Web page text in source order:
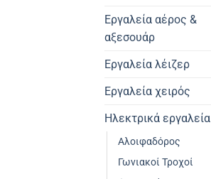
Εργαλεία αέρος &
αξεσουάρ
Εργαλεία λέιζερ
Εργαλεία χειρός
Ηλεκτρικά εργαλεία
Αλοιφαδόρος
Γωνιακοί Τροχοί